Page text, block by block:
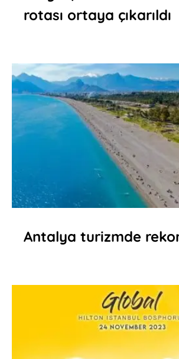
rotası ortaya çıkarıldı
Antalya turizmde rekor